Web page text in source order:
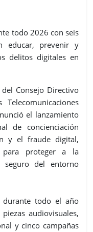
todo 2026 con seis
educar, prevenir y
delitos digitales en
Consejo Directivo
el lanzamiento
de concienciación
y el fraude digital,
para proteger a la
del entorno
durante todo el año
audiovisuales,
y cinco campañas